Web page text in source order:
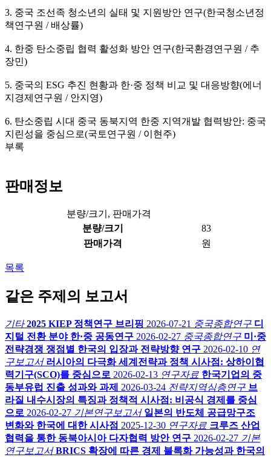
3. 중국 조선족 청소년의 실태 및 지원방안 연구(한국청소년정
책연구원 / 배상률)
4. 한중 탄소중립 협력 활성화 방안 연구(한국환경연구원 / 추
장민)
5. 중국의 ESG 추진 현황과 한·중 정책 비교 및 대응방향(에너
지경제연구원 / 안지영)
6. 탄소중립 시대 중국 동북지역 한중 지역개발 협력방안: 중국
지린성을 중심으로(국토연구원 / 이현주)
부록
판매정보
분량/크기, 판매가격
분량/크기
83
판매가격
원
목록
같은 주제의 보고서
기타 2025 KIEP 정책연구 브리핑 2026-07-21 중국종합연구 디
지털 전환 분야 한·중 공동연구 2026-02-27 중국종합연구 미·중
전략경쟁 쟁점별 한국의 입장과 전략방향 연구 2026-02-10 연
구보고서 러시아의 다극화 세계전략과 정책 시사점: 상하이협
력기구(SCO)를 중심으로 2026-02-13 연구자료 한국기업의 중
동부유럽 진출 성과와 과제
2026-03-24 전략지역심층연구 브
라질 내수시장의 특징과 정책적 시사점: 비공식 경제를 중심
으로 2026-02-27 기본연구보고서 일본의 반도체 공급망구조
변화와 한국에 대한 시사점 2025-12-30 연구자료 크루즈 산업
협력을 통한 동북아시아 다자협력 방안 연구 2026-02-27 기본
연구보고서 BRICS 확장에 따른 경제 블록화 가능성과 한국의